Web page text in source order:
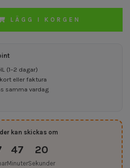
LÄGG I KORGEN
(1–2 dagar)
eller faktura
samma vardag
kan skickas om
47
Minuter
19
Sekunder